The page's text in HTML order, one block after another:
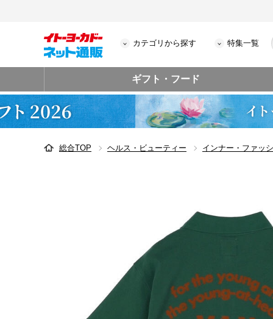
カテゴリから探す 特集一覧
ギフト・フード
総合TOP ヘルス・ビューティー インナー・ファッ